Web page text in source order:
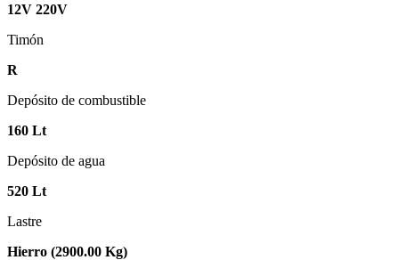
12V 220V
Timón
R
Depósito de combustible
160 Lt
Depósito de agua
520 Lt
Lastre
Hierro (2900.00 Kg)